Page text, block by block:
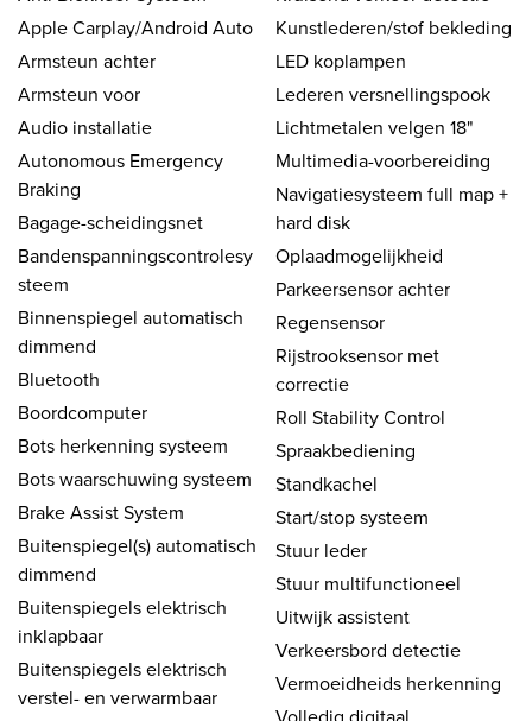
Apple Carplay/Android Auto
Armsteun achter
Armsteun voor
Audio installatie
Autonomous Emergency
Braking
Bagage-scheidingsnet
Bandenspanningscontrolesy
steem
Binnenspiegel automatisch
dimmend
Bluetooth
Boordcomputer
Bots herkenning systeem
Bots waarschuwing systeem
Brake Assist System
Buitenspiegel(s) automatisch
dimmend
Buitenspiegels elektrisch
inklapbaar
Buitenspiegels elektrisch
verstel- en verwarmbaar
Kunstlederen/stof bekleding
LED koplampen
Lederen versnellingspook
Lichtmetalen velgen 18"
Multimedia-voorbereiding
Navigatiesysteem full map +
hard disk
Oplaadmogelijkheid
Parkeersensor achter
Regensensor
Rijstrooksensor met
correctie
Roll Stability Control
Spraakbediening
Standkachel
Start/stop systeem
Stuur leder
Stuur multifunctioneel
Uitwijk assistent
Verkeersbord detectie
Vermoeidheids herkenning